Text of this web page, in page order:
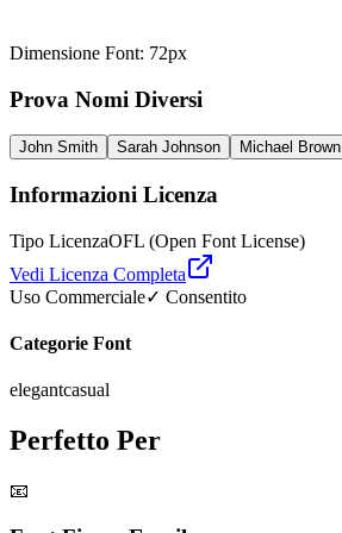
Dimensione Font: 72px
Prova Nomi Diversi
John Smith Sarah Johnson Michael Brown
Informazioni Licenza
Tipo LicenzaOFL (Open Font License)
Vedi Licenza Completa
Uso Commerciale✓ Consentito
Categorie Font
elegantcasual
Perfetto Per
📧